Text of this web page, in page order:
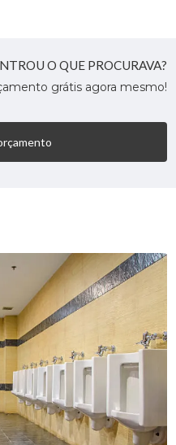
O QUE PROCURAVA?
grátis agora mesmo!